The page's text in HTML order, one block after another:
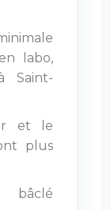
labo,
Saint-
et le
plus
bâclé